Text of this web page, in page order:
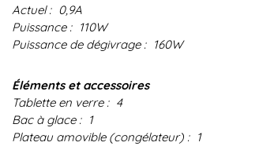
Actuel : 0,9A
Puissance : 110W
Puissance de dégivrage : 160W
Éléments et accessoires
Tablette en verre : 4
Bac à glace : 1
Plateau amovible (congélateur) : 1